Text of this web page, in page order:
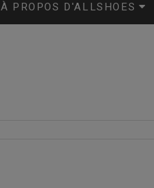
À PROPOS D'ALLSHOES